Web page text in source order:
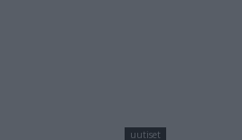
uutiset